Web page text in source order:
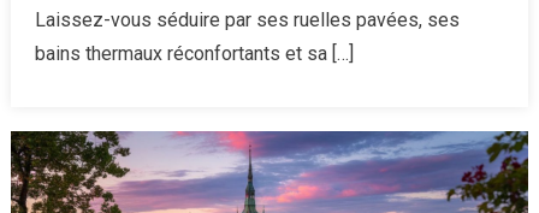
relaxante
dans
du
Danube
Laissez-vous séduire par ses ruelles pavées, ses
bains thermaux réconfortants et sa […]